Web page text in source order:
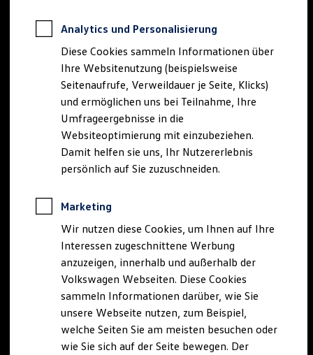
Professional Class bei Volkswagen
Behörden
Direktkunden
Sonderfahrzeuge
Anpfiff zum Gewinn
Elektromobilität
Elektroautos
ID. Tutorials
Elektrofahrzeugkonzepte
ID. EVERY1
Reichweite
Rekuperation
Laden unterwegs
Laden Zuhause
Ladestationen finden
Ladezeitensimulator
Batterie
Sicherheit
Nachhaltigkeit
Technologie
Kosten und Kauf
Analytics und Personalisierung
Diese Cookies sammeln Informationen über
Ihre Websitenutzung (beispielsweise
Seitenaufrufe, Verweildauer je Seite, Klicks)
und ermöglichen uns bei Teilnahme, Ihre
Umfrageergebnisse in die
Websiteoptimierung mit einzubeziehen.
Damit helfen sie uns, Ihr Nutzererlebnis
persönlich auf Sie zuzuschneiden.
Marketing
Wir nutzen diese Cookies, um Ihnen auf Ihre
Interessen zugeschnittene Werbung
anzuzeigen, innerhalb und außerhalb der
Volkswagen Webseiten. Diese Cookies
sammeln Informationen darüber, wie Sie
unsere Webseite nutzen, zum Beispiel,
welche Seiten Sie am meisten besuchen oder
wie Sie sich auf der Seite bewegen. Der